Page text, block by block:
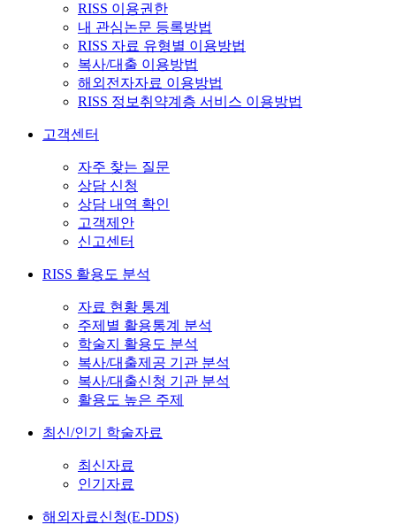
RISS 이용권한
내 관심논문 등록방법
RISS 자료 유형별 이용방법
복사/대출 이용방법
해외전자자료 이용방법
RISS 정보취약계층 서비스 이용방법
고객센터
자주 찾는 질문
상담 신청
상담 내역 확인
고객제안
신고센터
RISS 활용도 분석
자료 현황 통계
주제별 활용통계 분석
학술지 활용도 분석
복사/대출제공 기관 분석
복사/대출신청 기관 분석
활용도 높은 주제
최신/인기 학술자료
최신자료
인기자료
해외자료신청(E-DDS)